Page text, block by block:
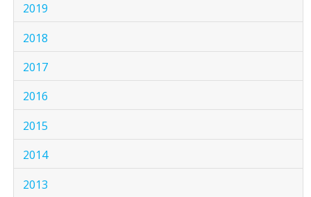
2019
2018
2017
2016
2015
2014
2013